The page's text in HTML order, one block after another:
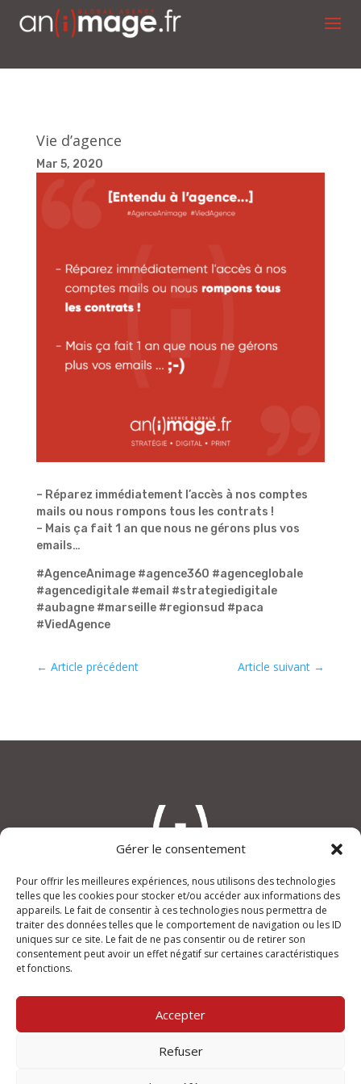
Gérer le consentement
Pour offrir les meilleures expériences, nous utilisons des technologies
telles que les cookies pour stocker et/ou accéder aux informations des
appareils. Le fait de consentir à ces technologies nous permettra de
traiter des données telles que le comportement de navigation ou les ID
uniques sur ce site. Le fait de ne pas consentir ou de retirer son
consentement peut avoir un effet négatif sur certaines caractéristiques
et fonctions.
Accepter
Refuser
Vie d’agence
Mar 5, 2020
– Réparez immédiatement l’accès à nos comptes
mails ou nous rompons tous les contrats !
– Mais ça fait 1 an que nous ne gérons plus vos
emails…
#AgenceAnimage #agence360 #agenceglobale
#agencedigitale #email #strategiedigitale
#aubagne #marseille #regionsud #paca
#ViedAgence
← Article précédent Article suivant →
An(i)mage
“Le Verdi”, rue Joseph Lafond
13400 AUBAGNE